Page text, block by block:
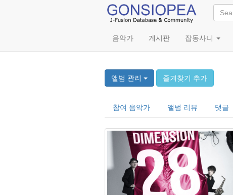
음악가 게시판 잡동사니
28
앨범 관리 즐겨찾기 추가
참여 음악가 앨범 리뷰 댓글